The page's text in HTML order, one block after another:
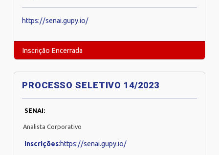
https://senai.gupy.io/
Inscrição Encerrada
PROCESSO SELETIVO 14/2023
SENAI:
Analista Corporativo
Inscrições:https://senai.gupy.io/